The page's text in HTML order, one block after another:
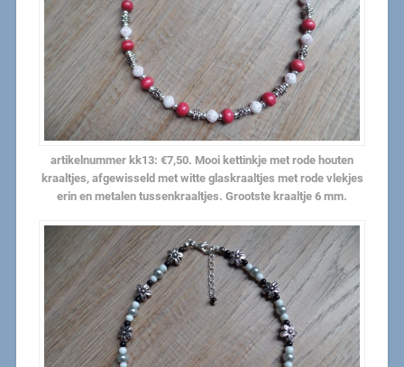
artikelnummer kk13: €7,50. Mooi kettinkje met rode houten
kraaltjes, afgewisseld met witte glaskraaltjes met rode vlekjes
erin en metalen tussenkraaltjes. Grootste kraaltje 6 mm.